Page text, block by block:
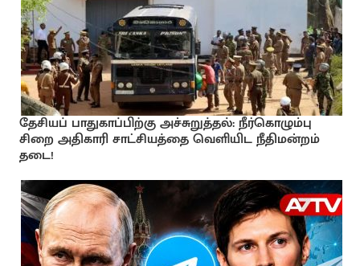
தேசியப் பாதுகாப்பிற்கு அச்சுறுத்தல்: நீர்கொழும்பு
சிறை அதிகாரி சாட்சியத்தை வெளியிட நீதிமன்றம்
தடை!